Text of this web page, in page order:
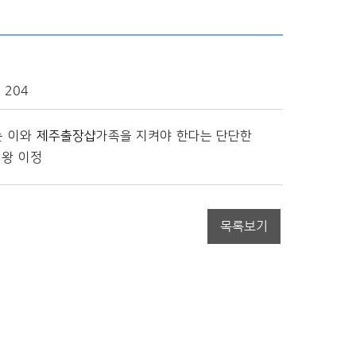
204
이와 제주출장샵가족을 지켜야 한다는 단단한
이정
목록보기